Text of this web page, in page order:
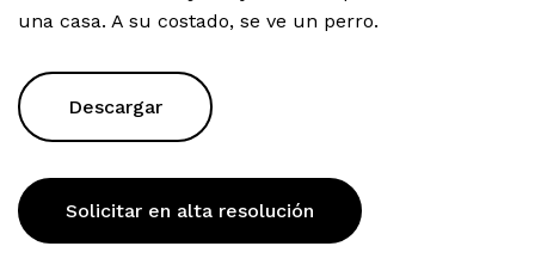
una casa. A su costado, se ve un perro.
Descargar
Solicitar en alta resolución